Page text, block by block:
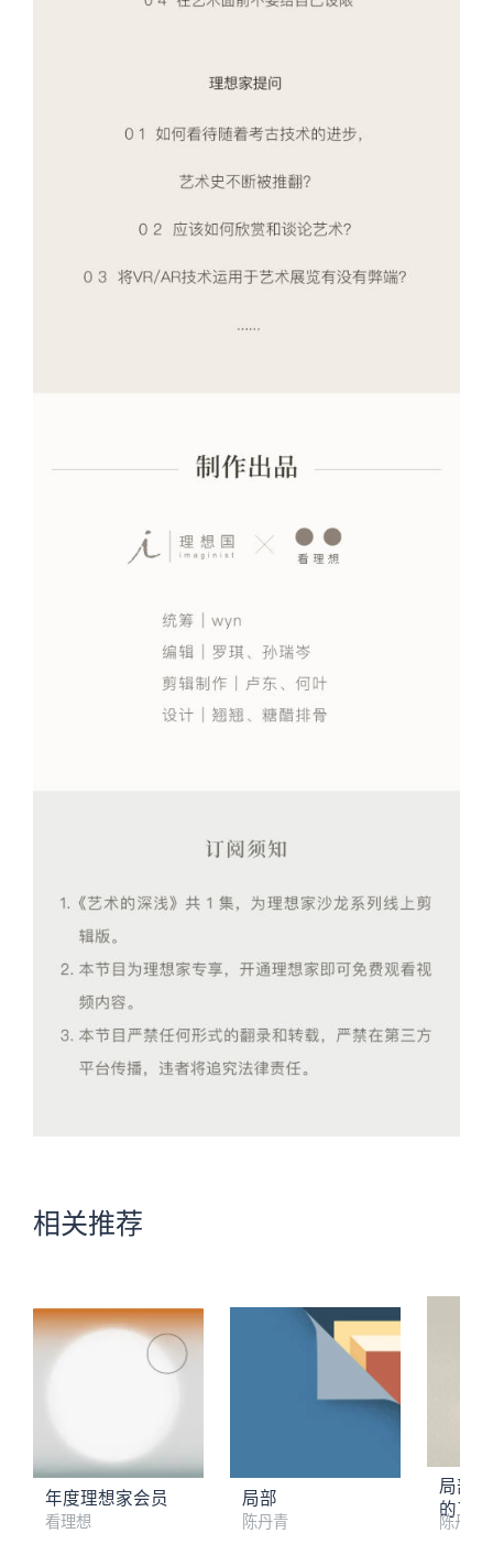
相关推荐
年度理想家会员
看理想
局部
陈丹青
局部
的工匠
陈丹青